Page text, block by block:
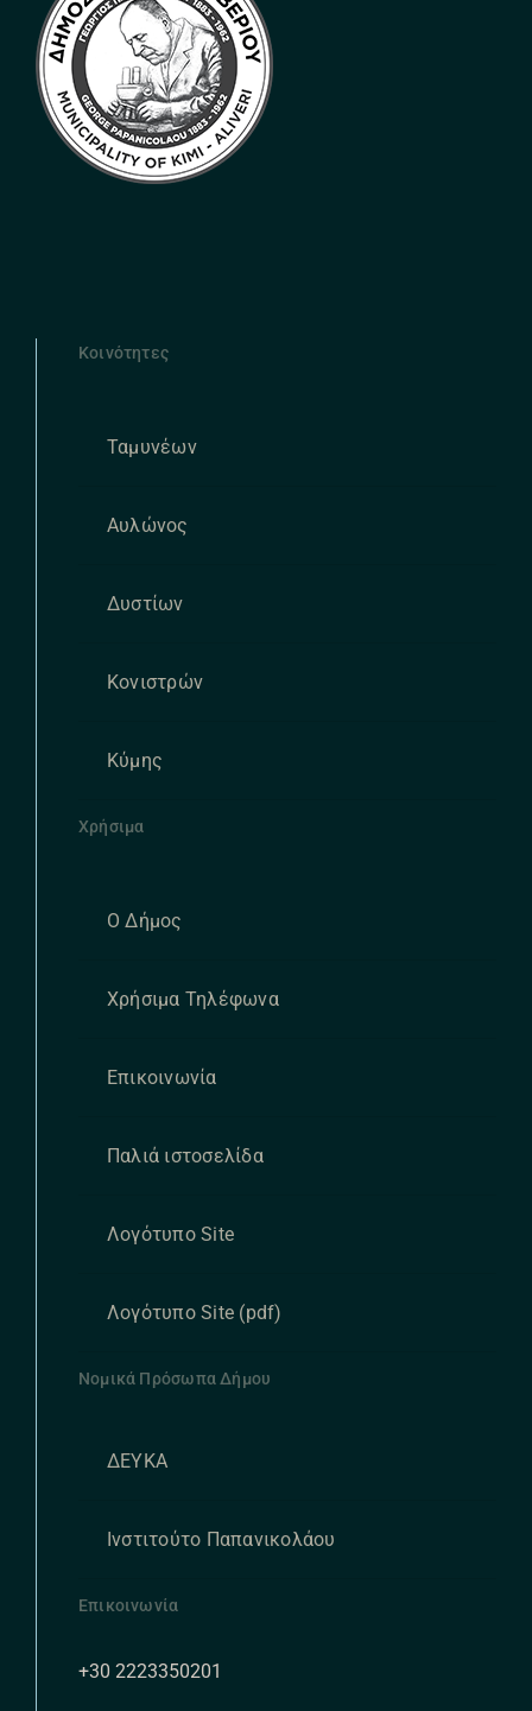
Κοινότητες
Ταμυνέων
Αυλώνος
Δυστίων
Κονιστρών
Κύμης
Χρήσιμα
Ο Δήμος
Χρήσιμα Τηλέφωνα
Επικοινωνία
Παλιά ιστοσελίδα
Λογότυπο Site
Λογότυπο Site (pdf)
Νομικά Πρόσωπα Δήμου
ΔΕΥΚΑ
Ινστιτούτο Παπανικολάου
Επικοινωνία
+30 2223350201